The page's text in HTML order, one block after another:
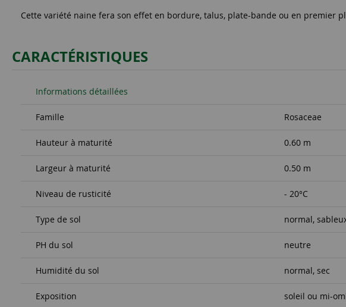
Cette variété naine fera son effet en bordure, talus, plate-bande ou en premier
CARACTÉRISTIQUES
Informations détaillées
Famille Rosaceae
Hauteur à maturité 0.60 m
Largeur à maturité 0.50 m
Niveau de rusticité - 20°C
Type de sol normal,
PH du sol neutre
Humidité du sol normal, sec
Exposition soleil ou mi-